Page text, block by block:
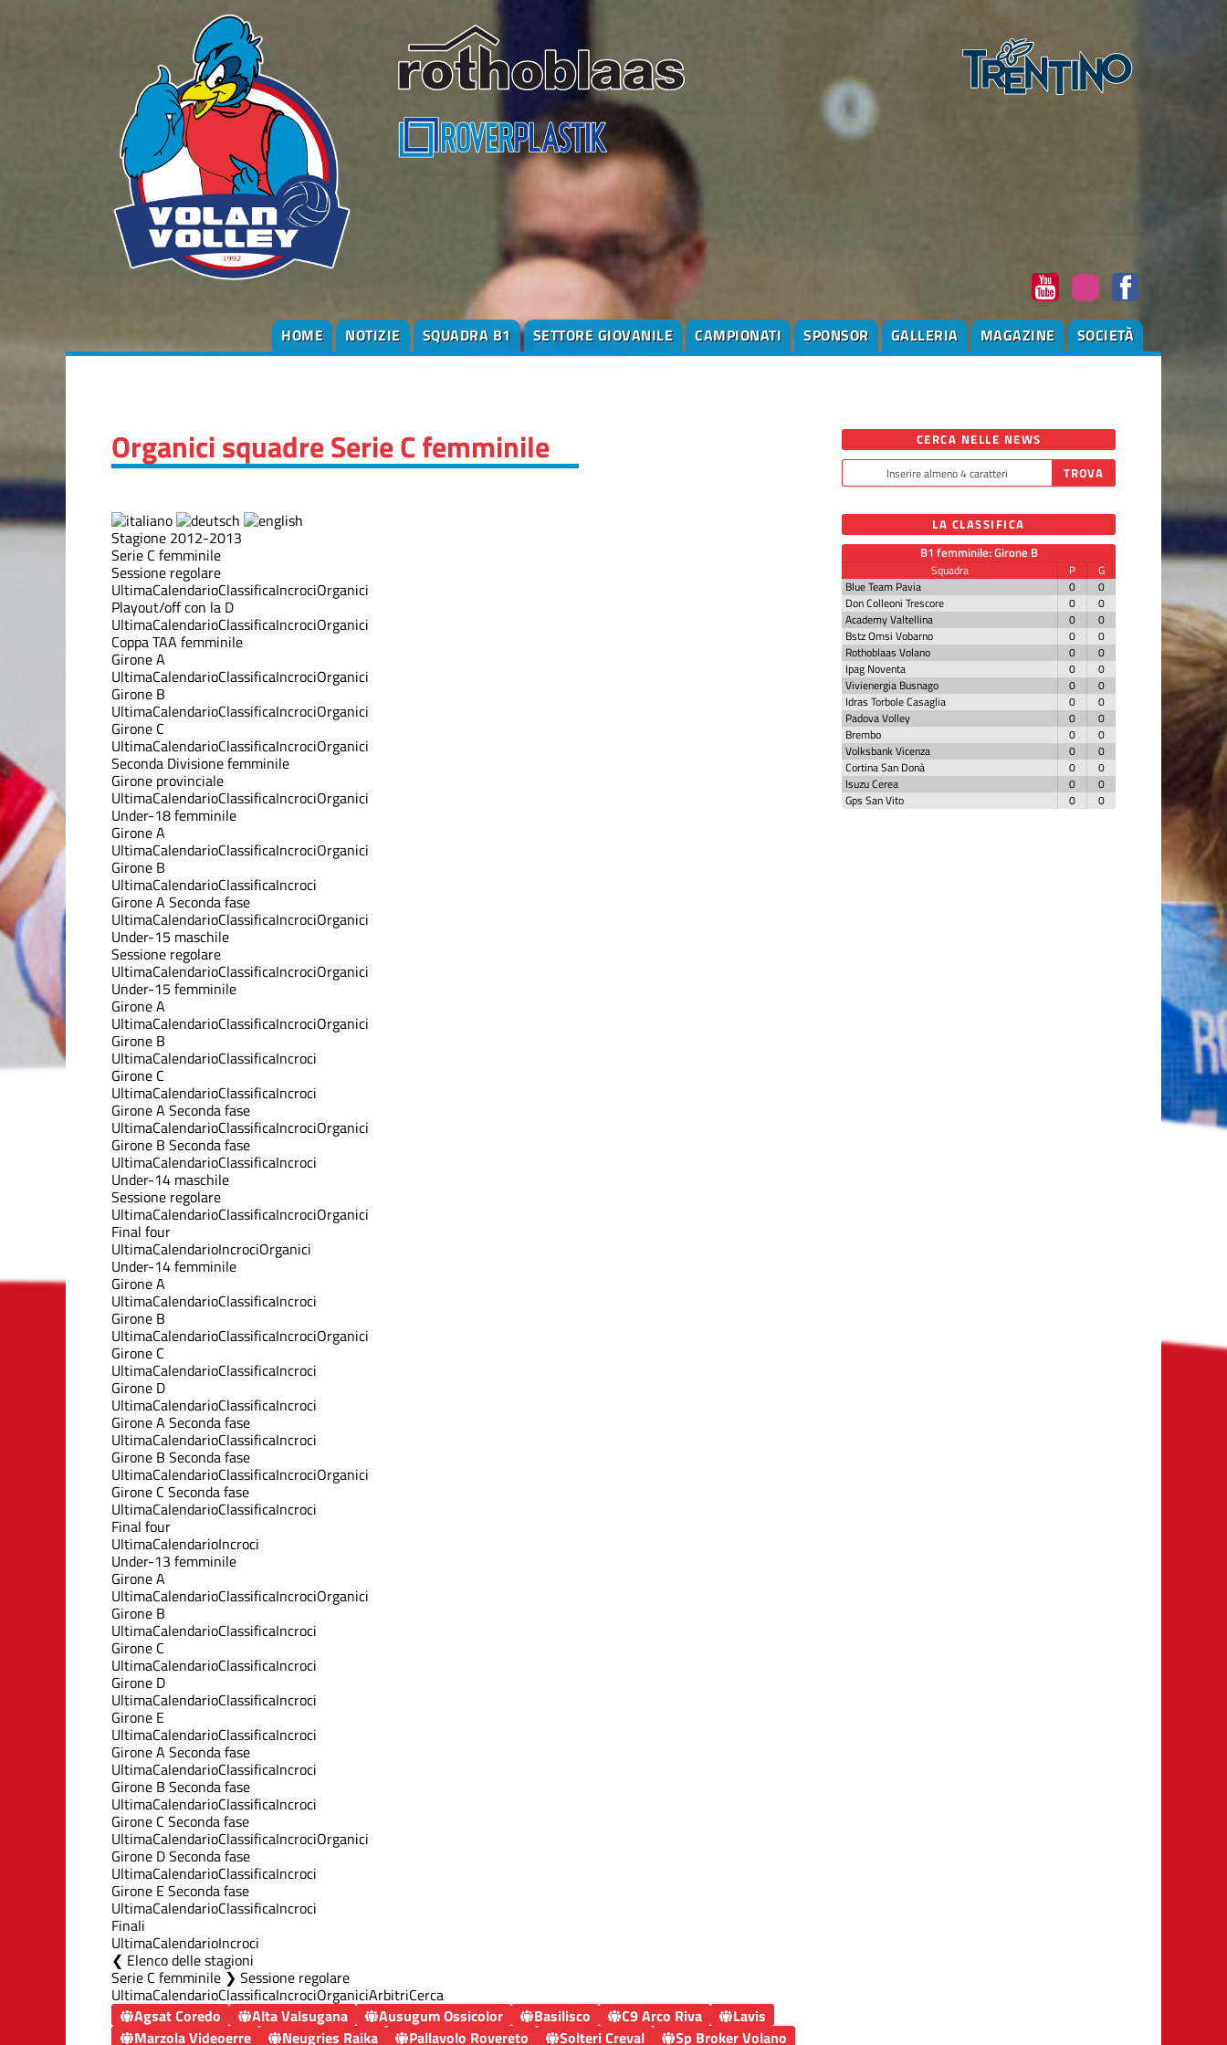
HOME NOTIZIE SQUADRA B1 SETTORE GIOVANILE CAMPIONATI SPONSOR GALLERIA MAGAZINE SOCIETÀ
Organici squadre Serie C femminile
Stagione 2012-2013
Serie C femminile
Sessione regolare
UltimaCalendarioClassificaIncrociOrganici
Playout/off con la D
UltimaCalendarioClassificaIncrociOrganici
Coppa TAA femminile
Girone A
UltimaCalendarioClassificaIncrociOrganici
Girone B
UltimaCalendarioClassificaIncrociOrganici
Girone C
UltimaCalendarioClassificaIncrociOrganici
Seconda Divisione femminile
Girone provinciale
UltimaCalendarioClassificaIncrociOrganici
Under-18 femminile
Girone A
UltimaCalendarioClassificaIncrociOrganici
Girone B
UltimaCalendarioClassificaIncroci
Girone A Seconda fase
UltimaCalendarioClassificaIncrociOrganici
Under-15 maschile
Sessione regolare
UltimaCalendarioClassificaIncrociOrganici
Under-15 femminile
Girone A
UltimaCalendarioClassificaIncrociOrganici
Girone B
UltimaCalendarioClassificaIncroci
Girone C
UltimaCalendarioClassificaIncroci
Girone A Seconda fase
UltimaCalendarioClassificaIncrociOrganici
Girone B Seconda fase
UltimaCalendarioClassificaIncroci
Under-14 maschile
Sessione regolare
UltimaCalendarioClassificaIncrociOrganici
Final four
UltimaCalendarioIncrociOrganici
Under-14 femminile
Girone A
UltimaCalendarioClassificaIncroci
Girone B
UltimaCalendarioClassificaIncrociOrganici
Girone C
UltimaCalendarioClassificaIncroci
Girone D
UltimaCalendarioClassificaIncroci
Girone A Seconda fase
UltimaCalendarioClassificaIncroci
Girone B Seconda fase
UltimaCalendarioClassificaIncrociOrganici
Girone C Seconda fase
UltimaCalendarioClassificaIncroci
Final four
UltimaCalendarioIncroci
Under-13 femminile
Girone A
UltimaCalendarioClassificaIncrociOrganici
Girone B
UltimaCalendarioClassificaIncroci
Girone C
UltimaCalendarioClassificaIncroci
Girone D
UltimaCalendarioClassificaIncroci
Girone E
UltimaCalendarioClassificaIncroci
Girone A Seconda fase
UltimaCalendarioClassificaIncroci
Girone B Seconda fase
UltimaCalendarioClassificaIncroci
Girone C Seconda fase
UltimaCalendarioClassificaIncrociOrganici
Girone D Seconda fase
UltimaCalendarioClassificaIncroci
Girone E Seconda fase
UltimaCalendarioClassificaIncroci
Finali
UltimaCalendarioIncroci
Elenco delle stagioni
Serie C femminile ❯ Sessione regolare
UltimaCalendarioClassificaIncrociOrganiciArbitriCerca
Agsat Coredo
Alta Valsugana Ausugum Ossicolor Basilisco C9 Arco Riva
Lavis
Marzola Videoerre
Neugries Raika Pallavolo Rovereto Solteri Creval Sp Broker Volano
CERCA NELLE NEWS
LA CLASSIFICA
B1 femminile: Girone B
Squadra P
G
Blue Team Pavia
0
0
Don Colleoni Trescore
0
0
Academy Valtellina
0
0
Bstz Omsi Vobarno
0
0
Rothoblaas Volano
0
0
Ipag Noventa
0
0
Vivienergia Busnago
0
0
Idras Torbole Casaglia
0
0
Padova Volley
0
0
Brembo
0
0
Volksbank Vicenza
0
0
Cortina San Donà
0
0
Isuzu Cerea
0
0
Gps San Vito
0 0